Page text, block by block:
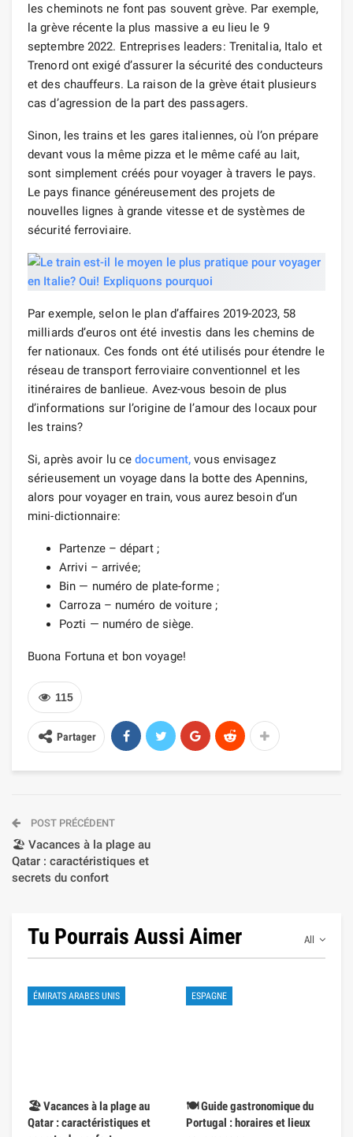
les cheminots ne font pas souvent grève. Par exemple,
la grève récente la plus massive a eu lieu le 9
septembre 2022. Entreprises leaders: Trenitalia, Italo et
Trenord ont exigé d’assurer la sécurité des conducteurs
et des chauffeurs. La raison de la grève était plusieurs
cas d’agression de la part des passagers.
Sinon, les trains et les gares italiennes, où l’on prépare
devant vous la même pizza et le même café au lait,
sont simplement créés pour voyager à travers le pays.
Le pays finance généreusement des projets de
nouvelles lignes à grande vitesse et de systèmes de
sécurité ferroviaire.
Par exemple, selon le plan d’affaires 2019-2023, 58
milliards d’euros ont été investis dans les chemins de
fer nationaux. Ces fonds ont été utilisés pour étendre le
réseau de transport ferroviaire conventionnel et les
itinéraires de banlieue. Avez-vous besoin de plus
d’informations sur l’origine de l’amour des locaux pour
les trains?
Si, après avoir lu cedocument, vous envisagez
sérieusement un voyage dans la botte des Apennins,
alors pour voyager en train, vous aurez besoin d’un
mini-dictionnaire:
Partenze – départ ;
Arrivi – arrivée;
Bin — numéro de plate-forme ;
Carroza – numéro de voiture ;
Pozti — numéro de siège.
Buona Fortuna et bon voyage!
115
Partager
POST PRÉCÉDENT
🏖️ Vacances à la plage au
Qatar : caractéristiques et
secrets du confort
All
Tu Pourrais Aussi Aimer
ÉMIRATS ARABES UNIS
🏖️ Vacances à la plage au
Qatar : caractéristiques et
ESPAGNE
🍽️ Guide gastronomique du
Portugal : horaires et lieux